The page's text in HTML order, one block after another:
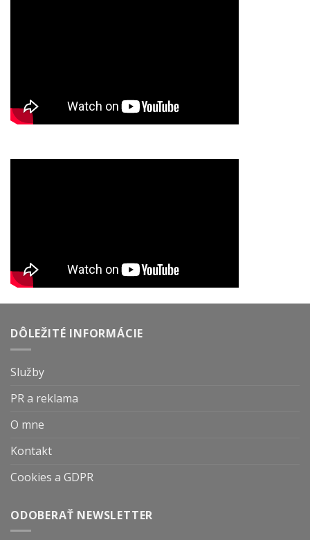
DÔLEŽITÉ INFORMÁCIE
Služby
PR a reklama
O mne
Kontakt
Cookies a GDPR
ODOBERAŤ NEWSLETTER